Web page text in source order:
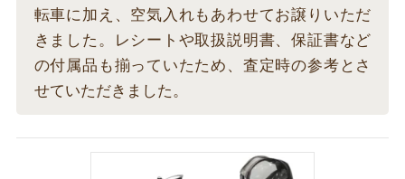
転車に加え、空気入れもあわせてお譲りいただ
きました。レシートや取扱説明書、保証書など
の付属品も揃っていたため、査定時の参考とさ
せていただきました。